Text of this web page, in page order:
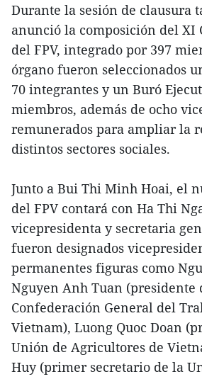
Durante la sesión de clausura
anunció la composición del XI
del FPV, integrado por 397
órgano fueron seleccionados
70 integrantes y un Buró
miembros, además de ocho
remunerados para ampliar la
distintos sectores sociales.
Junto a Bui Thi Minh Hoai, el
del FPV contará con Ha Thi
vicepresidenta y secretaria
fueron designados
permanentes figuras como
Nguyen Anh Tuan (presidente
Confederación General del
Vietnam), Luong Quoc Doan
Unión de Agricultores de
Huy (primer secretario de la